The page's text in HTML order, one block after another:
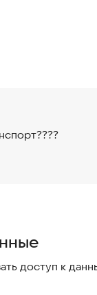
время
с учетом всех
сейчас и
доступ к